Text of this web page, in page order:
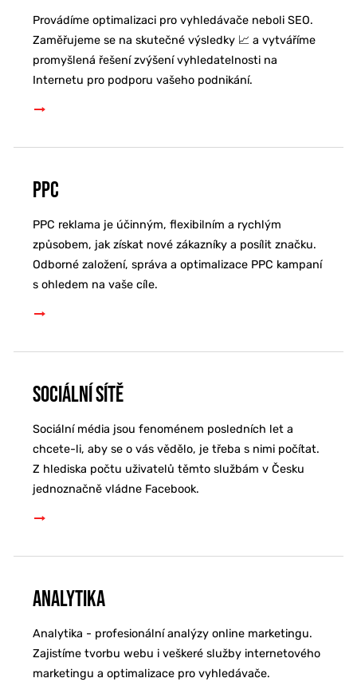
Provádíme optimalizaci pro vyhledávače neboli SEO.
Zaměřujeme se na skutečné výsledky 📈 a vytváříme
promyšlená řešení zvýšení vyhledatelnosti na
Internetu pro podporu vašeho podnikání.
PPC
PPC reklama je účinným, flexibilním a rychlým
způsobem, jak získat nové zákazníky a posílit značku.
Odborné založení, správa a optimalizace PPC kampaní
s ohledem na vaše cíle.
Sociální sítě
Sociální média jsou fenoménem posledních let a
chcete-li, aby se o vás vědělo, je třeba s nimi počítat.
Z hlediska počtu uživatelů těmto službám v Česku
jednoznačně vládne Facebook.
Analytika
Analytika - profesionální analýzy online marketingu.
Zajistíme tvorbu webu i veškeré služby internetového
marketingu a optimalizace pro vyhledávače.